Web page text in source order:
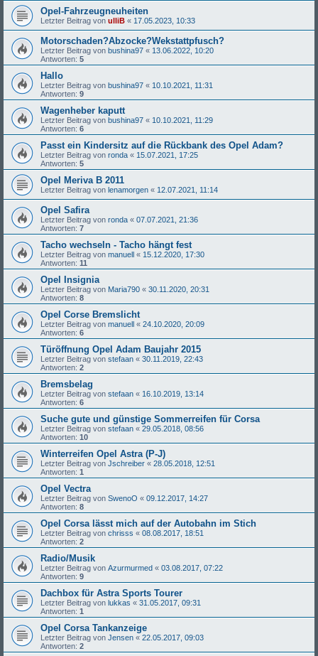
Opel-Fahrzeugneuheiten
Letzter Beitrag von ulliB « 17.05.2023, 10:33
Motorschaden?Abzocke?Wekstattpfusch?
Letzter Beitrag von bushina97 « 13.06.2022, 10:20
Antworten: 5
Hallo
Letzter Beitrag von bushina97 « 10.10.2021, 11:31
Antworten: 9
Wagenheber kaputt
Letzter Beitrag von bushina97 « 10.10.2021, 11:29
Antworten: 6
Passt ein Kindersitz auf die Rückbank des Opel Adam?
Letzter Beitrag von ronda « 15.07.2021, 17:25
Antworten: 5
Opel Meriva B 2011
Letzter Beitrag von lenamorgen « 12.07.2021, 11:14
Opel Safira
Letzter Beitrag von ronda « 07.07.2021, 21:36
Antworten: 7
Tacho wechseln - Tacho hängt fest
Letzter Beitrag von manuell « 15.12.2020, 17:30
Antworten: 11
Opel Insignia
Letzter Beitrag von Maria790 « 30.11.2020, 20:31
Antworten: 8
Opel Corse Bremslicht
Letzter Beitrag von manuell « 24.10.2020, 20:09
Antworten: 6
Türöffnung Opel Adam Baujahr 2015
Letzter Beitrag von stefaan « 30.11.2019, 22:43
Antworten: 2
Bremsbelag
Letzter Beitrag von stefaan « 16.10.2019, 13:14
Antworten: 6
Suche gute und günstige Sommerreifen für Corsa
Letzter Beitrag von stefaan « 29.05.2018, 08:56
Antworten: 10
Winterreifen Opel Astra (P-J)
Letzter Beitrag von Jschreiber « 28.05.2018, 12:51
Antworten: 1
Opel Vectra
Letzter Beitrag von SwenoO « 09.12.2017, 14:27
Antworten: 8
Opel Corsa lässt mich auf der Autobahn im Stich
Letzter Beitrag von chrisss « 08.08.2017, 18:51
Antworten: 2
Radio/Musik
Letzter Beitrag von Azurmurmed « 03.08.2017, 07:22
Antworten: 9
Dachbox für Astra Sports Tourer
Letzter Beitrag von lukkas « 31.05.2017, 09:31
Antworten: 1
Opel Corsa Tankanzeige
Letzter Beitrag von Jensen « 22.05.2017, 09:03
Antworten: 2